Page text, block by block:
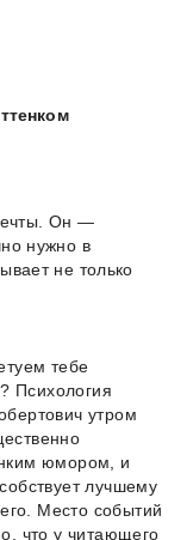
Он —
нужно в
не только
тебе
Психология
утром
юмором, и
лучшему
Место событий
что у читающего